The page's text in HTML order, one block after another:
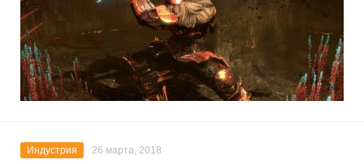
Индустрия 26 марта, 2018